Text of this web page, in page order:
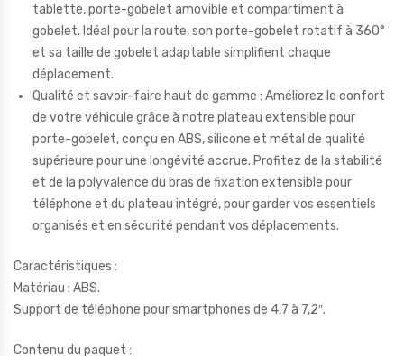
tablette, porte-gobelet amovible et compartiment à
gobelet. Idéal pour la route, son porte-gobelet rotatif à 360°
et sa taille de gobelet adaptable simplifient chaque
déplacement.
Qualité et savoir-faire haut de gamme : Améliorez le confort
de votre véhicule grâce à notre plateau extensible pour
porte-gobelet, conçu en ABS, silicone et métal de qualité
supérieure pour une longévité accrue. Profitez de la stabilité
et de la polyvalence du bras de fixation extensible pour
téléphone et du plateau intégré, pour garder vos essentiels
organisés et en sécurité pendant vos déplacements.
Caractéristiques :
Matériau : ABS.
Support de téléphone pour smartphones de 4,7 à 7,2″.
Contenu du paquet :